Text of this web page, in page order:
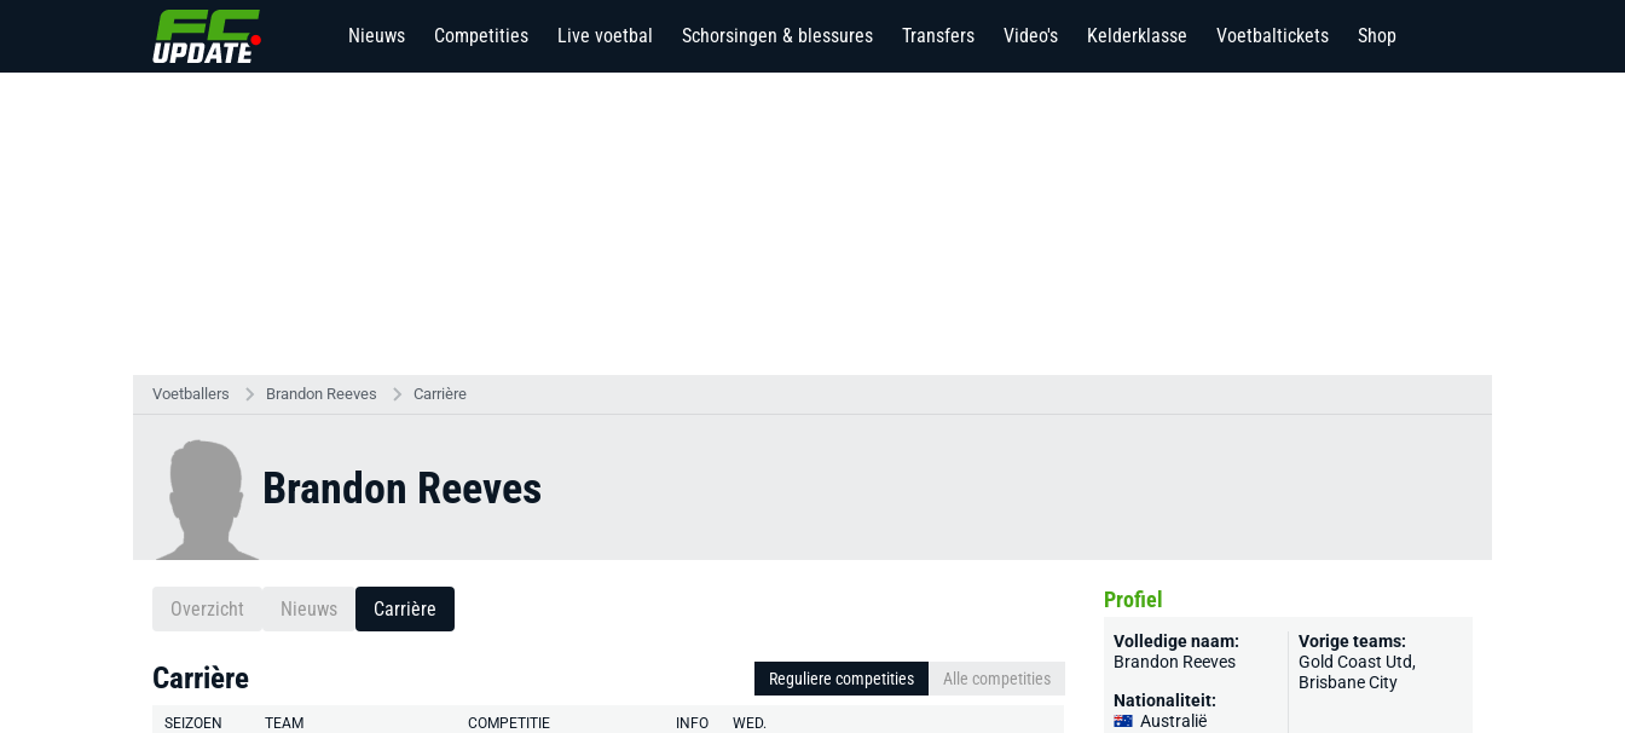
Nieuws Competities Live voetbal Schorsingen & blessures Transfers Video's Kelderklasse Voetbaltickets Shop
Voetballers Brandon Reeves Carrière
Brandon Reeves
Overzicht Nieuws Carrière
Carrière Reguliere competities Alle competities
SEIZOEN TEAM COMPETITIE INFO WED.
Profiel
Volledige naam:
Brandon Reeves
Nationaliteit:
Australië
Vorige teams:
Gold Coast Utd,
Brisbane City